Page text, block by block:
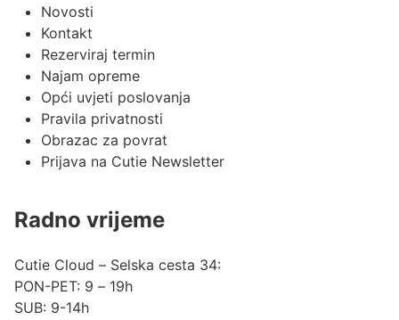
Novosti
Kontakt
Rezerviraj termin
Najam opreme
Opći uvjeti poslovanja
Pravila privatnosti
Obrazac za povrat
Prijava na Cutie Newsletter
Radno vrijeme
Cutie Cloud – Selska cesta 34:
PON-PET: 9 – 19h
SUB: 9-14h